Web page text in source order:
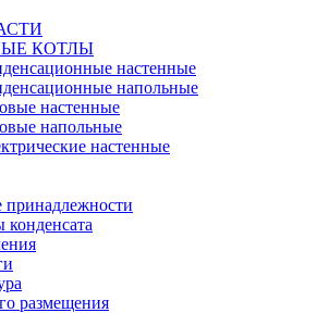
КОТЛЫ
настенные
напольные
настенные
напольные
настенные
принадлежности
конденсата
размещения